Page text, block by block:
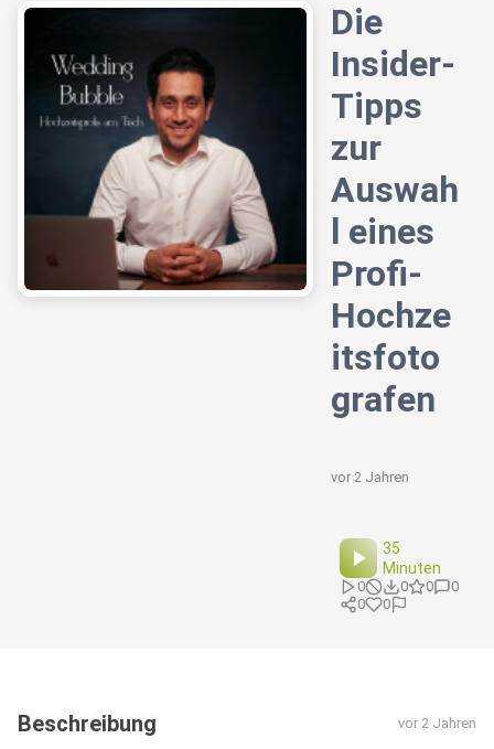
Die
Insider-
Tipps
zur
Auswah
l eines
Profi-
Hochze
itsfoto
grafen
vor 2 Jahren
35
Minuten
0 0 0
0
0
0
Beschreibung vor 2 Jahren